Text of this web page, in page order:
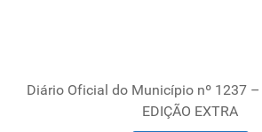
Diário Oficial do Município nº 1237
EDIÇÃO EXTRA